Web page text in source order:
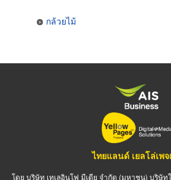
กล้วยไม้
ไทยแลนด์ เยลโล่เพจ
โดย บริษัท เทเลอินโฟ มีเดีย จำกัด (มหาชน) บริษัท